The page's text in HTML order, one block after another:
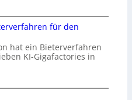
für den
hat ein Bieterverfahren
KI-Gigafactories in